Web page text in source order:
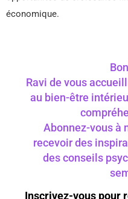
économique.
Ravi de vous
au bien-être
Abonnez-vous à
recevoir des
des conseils
Inscrivez-vous pour